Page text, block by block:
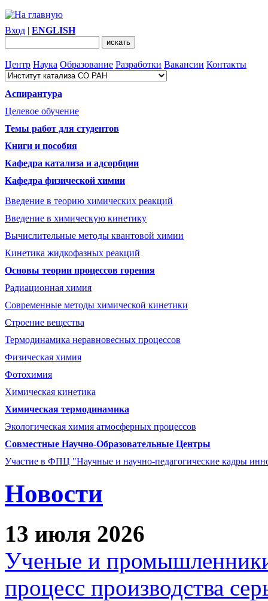
Вход | ENGLISH
Центр Наука Образование Разработки Вакансии Контакты
Аспирантура
Целевое обучение
Темы работ для студентов
Книги и пособия
Кафедра катализа и адсорбции
Кафедра физической химии
Введение в теорию химических реакций
Введение в химическую кинетику
Вычислительные методы квантовой химии
Кинетика жидкофазных реакций
Основы теории процессов горения
Радиационная химия
Современные методы химической кинетики
Строение вещества
Термодинамика неравновесных процессов
Физическая химия
Фотохимия
Химическая кинетика
Химическая термодинамика
Экологическая химия атмосферных процессов
Совместные Научно-Образовательные Центры
Участие в ФПЦ "Научные и научно-педагогические кадры
Новости
13 июля 2026
Ученые и
процесс производства